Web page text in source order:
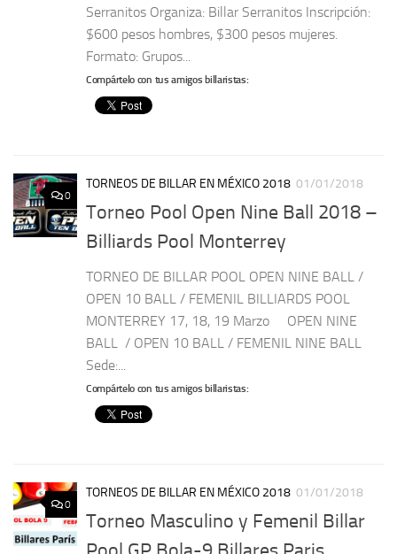
Serranitos Organiza: Billar Serranitos Inscripción:
$600 pesos hombres, $300 pesos mujeres.
Formato: Grupos...
Compártelo con tus amigos billaristas:
0
TORNEOS DE BILLAR EN MÉXICO 2018 01/01/2018
Torneo Pool Open Nine Ball 2018 –
Billiards Pool Monterrey
TORNEO DE BILLAR POOL OPEN NINE BALL /
OPEN 10 BALL / FEMENIL BILLIARDS POOL
MONTERREY 17, 18, 19 Marzo OPEN NINE
BALL / OPEN 10 BALL / FEMENIL NINE BALL
Sede:...
Compártelo con tus amigos billaristas:
0
TORNEOS DE BILLAR EN MÉXICO 2018 01/01/2018
Torneo Masculino y Femenil Billar